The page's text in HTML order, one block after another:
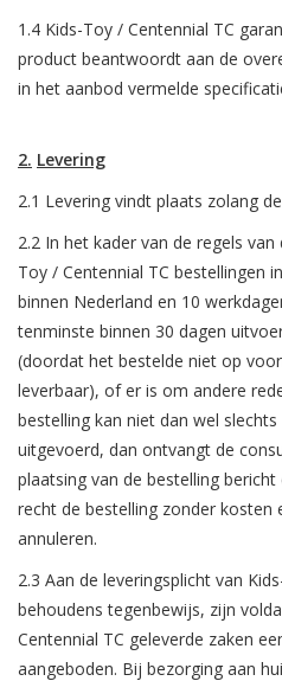
1.4 Kids-Toy / Centennial TC
product beantwoordt aan de
in het aanbod vermelde
2. Levering
2.1 Levering vindt plaats zolang
2.2 In het kader van de regels
Toy / Centennial TC bestellingen
binnen Nederland en 10
tenminste binnen 30 dagen
(doordat het bestelde niet op
leverbaar), of er is om andere
bestelling kan niet dan wel
uitgevoerd, dan ontvangt de
plaatsing van de bestelling
recht de bestelling zonder kosten
annuleren.
2.3 Aan de leveringsplicht van
behoudens tegenbewijs, zijn
Centennial TC geleverde zaken
aangeboden. Bij bezorging aan